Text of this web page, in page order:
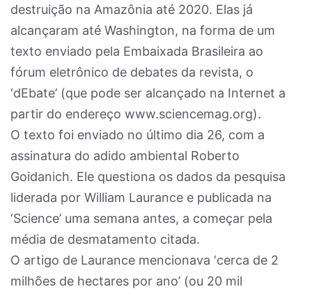
destruição na Amazônia até 2020. Elas já
alcançaram até Washington, na forma de um
texto enviado pela Embaixada Brasileira ao
fórum eletrônico de debates da revista, o
‘dEbate’ (que pode ser alcançado na Internet a
partir do endereço www.sciencemag.org).
O texto foi enviado no último dia 26, com a
assinatura do adido ambiental Roberto
Goidanich. Ele questiona os dados da pesquisa
liderada por William Laurance e publicada na
‘Science’ uma semana antes, a começar pela
média de desmatamento citada.
O artigo de Laurance mencionava ‘cerca de 2
milhões de hectares por ano’ (ou 20 mil